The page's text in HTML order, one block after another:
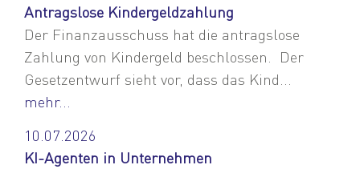
Antragslose Kindergeldzahlung
Der Finanzausschuss hat die antragslose
Zahlung von Kindergeld beschlossen. Der
Gesetzentwurf sieht vor, dass das Kind...
mehr...
10.07.2026
KI-Agenten in Unternehmen